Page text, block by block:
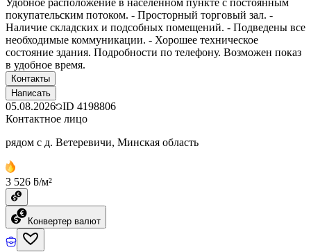
Удобное расположение в населенном пункте с постоянным
покупательским потоком. - Просторный торговый зал. -
Наличие складских и подсобных помещений. - Подведены все
необходимые коммуникации. - Хорошее техническое
состояние здания. Подробности по телефону. Возможен показ
в удобное время.
Контакты
Написать
05.08.2026 ID 4198806
Контактное лицо
рядом с д. Ветеревичи, Минская область
3 526 ƃ/м²
Конвертер валют